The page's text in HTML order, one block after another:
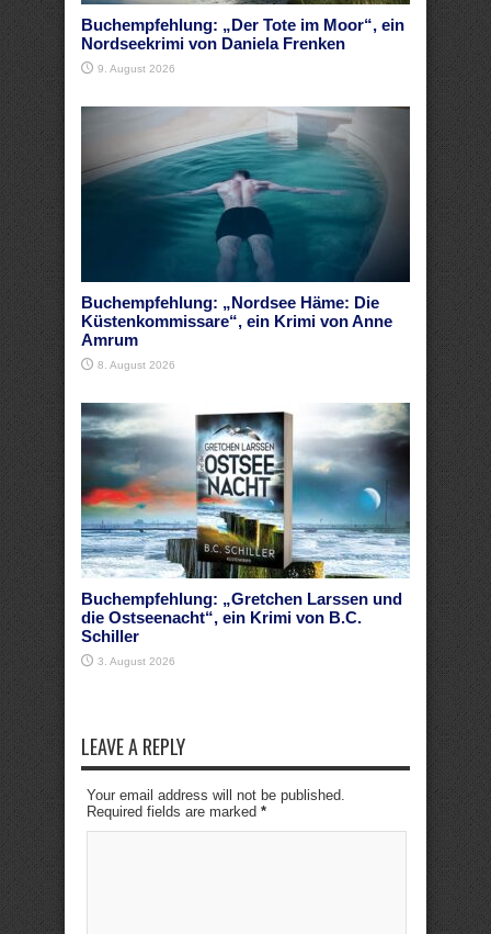
Buchempfehlung: „Der Tote im Moor“, ein
Nordseekrimi von Daniela Frenken
9. August 2026
Buchempfehlung: „Nordsee Häme: Die
Küstenkommissare“, ein Krimi von Anne
Amrum
8. August 2026
Buchempfehlung: „Gretchen Larssen und
die Ostseenacht“, ein Krimi von B.C.
Schiller
3. August 2026
LEAVE A REPLY
Your email address will not be published.
Required fields are marked *